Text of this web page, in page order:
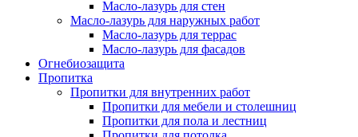
Масло-лазурь для стен
Масло-лазурь для наружных работ
Масло-лазурь для террас
Масло-лазурь для фасадов
Огнебиозащита
Пропитка
Пропитки для внутренних работ
Пропитки для мебели и столешниц
Пропитки для пола и лестниц